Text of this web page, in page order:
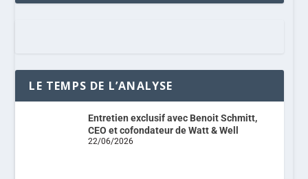
LE TEMPS DE L’ANALYSE
Entretien exclusif avec Benoit Schmitt,
CEO et cofondateur de Watt & Well
22/06/2026